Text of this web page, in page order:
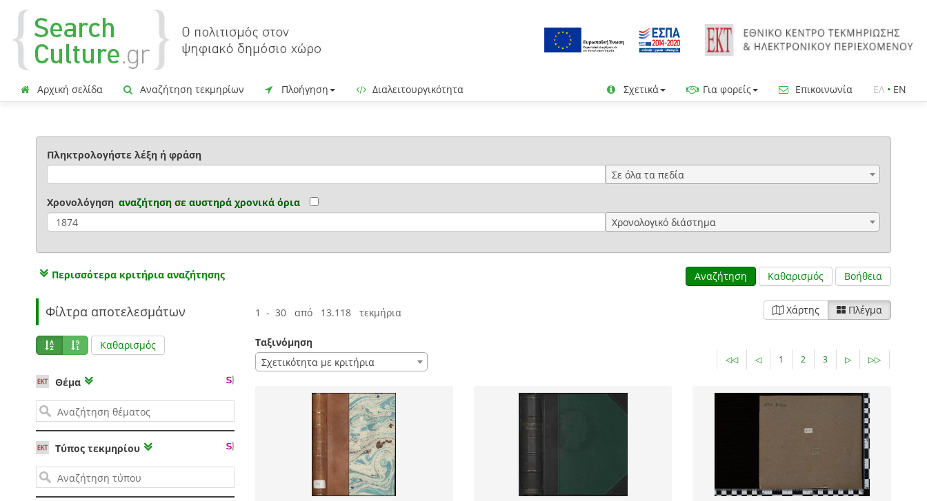
Αρχική σελίδα Αναζήτηση τεκμηρίων Πλοήγηση Διαλειτουργικότητα Σχετικά Για φορείς Επικοινωνία ΕΛ • EN
Πληκτρολογήστε λέξη ή φράση
Σε όλα τα πεδία
Χρονολόγηση αναζήτηση σε αυστηρά χρονικά όρια
Χρονολογικό διάστημα
Περισσότερα κριτήρια αναζήτησης Αναζήτηση Καθαρισμός Βοήθεια
Φίλτρα αποτελεσμάτων
Καθαρισμός
Θέμα
Τύπος τεκμηρίου
1 - 30 από 13.118 τεκμήρια Χάρτης Πλέγμα
Ταξινόμηση
Σχετικότητα με κριτήρια
◁◁ ◁ 1 2 3 ▷ ▷▷